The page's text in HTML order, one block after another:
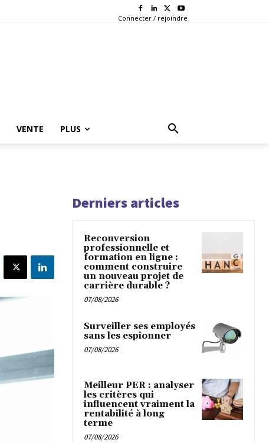
Connecter / rejoindre
VENTE PLUS
Derniers articles
Reconversion
professionnelle et
formation en ligne :
comment construire
un nouveau projet de
carrière durable ?
07/08/2026
Surveiller ses employés
sans les espionner
07/08/2026
Meilleur PER : analyser
les critères qui
influencent vraiment la
rentabilité à long
terme
07/08/2026